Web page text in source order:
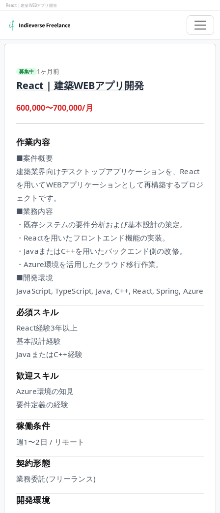
React | 建築WEBアプリ開発
募集中 1ヶ月前
React | 建築WEBアプリ開発
600,000〜700,000/月
作業内容
■案件概要
建築業界向けデスクトップアプリケーションを、React
を用いてWEBアプリケーションとして再構築するプロジ
ェクトです。
■業務内容
・既存システムの要件分析および基本設計の策定。
・Reactを用いたフロントエンド機能の実装。
・JavaまたはC++を用いたバックエンド側の改修。
・Azure環境を活用したクラウド移行作業。
■開発環境
JavaScript, TypeScript, Java, C++, React, Spring, Azure
必須スキル
React経験3年以上
基本設計経験
JavaまたはC++経験
歓迎スキル
Azure環境の知見
要件定義の経験
稼働条件
週1〜2日 / リモート
契約形態
業務委託(フリーランス)
開発環境